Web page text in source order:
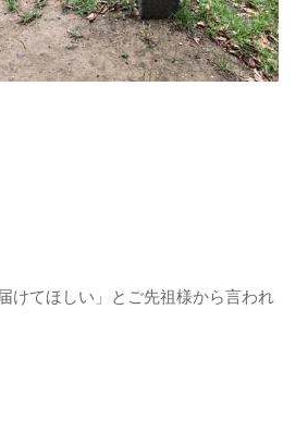
けてほしい」とご先祖様から言われ